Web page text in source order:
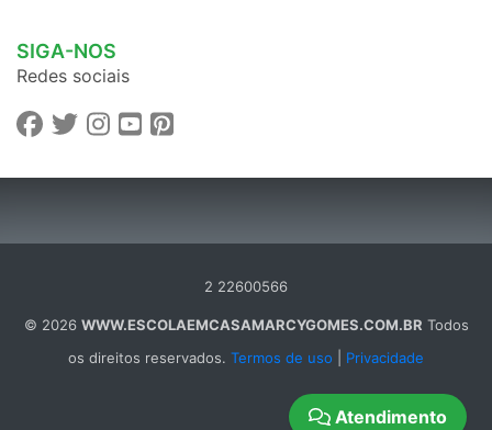
SIGA-NOS
Redes sociais
2 22600566
© 2026 WWW.ESCOLAEMCASAMARCYGOMES.COM.BR Todos
os direitos reservados. Termos de uso Privacidade
Atendimento